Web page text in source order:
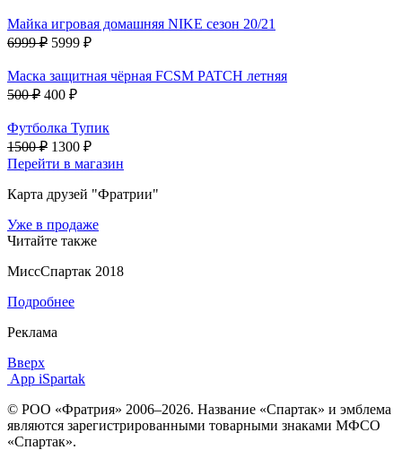
Майка игровая домашняя NIKE сезон 20/21
6999 ₽ 5999 ₽
Маска защитная чёрная FCSM PATCH летняя
500 ₽ 400 ₽
Футболка Тупик
1500 ₽ 1300 ₽
Перейти в магазин
Карта друзей "Фратрии"
Уже в продаже
Читайте также
МиссСпартак 2018
Подробнее
Реклама
Вверх
App iSpartak
© РОО «Фратрия» 2006–2026. Название «Спартак» и эмблема
являются зарегистрированными товарными знаками МФСО
«Спартак».